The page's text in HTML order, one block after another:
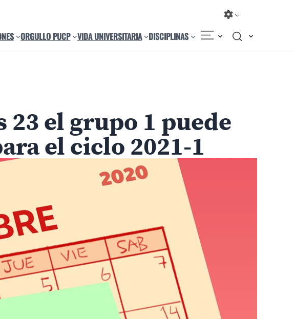
ORGULLO PUCP VIDA UNIVERSITARIA DISCIPLINAS
el grupo 1 puede
el ciclo 2021-1